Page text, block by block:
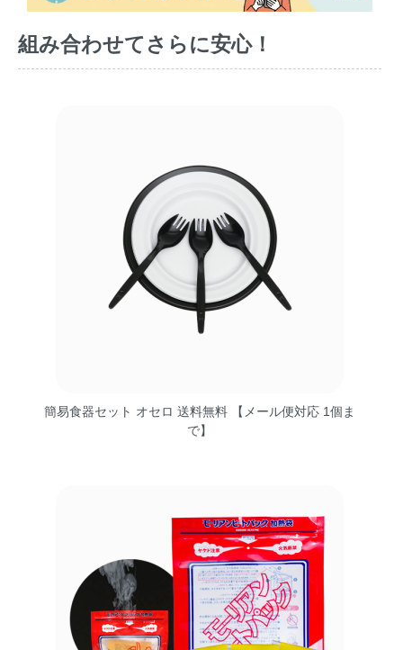
組み合わせてさらに安心！
簡易食器セット オセロ 送料無料 【メール便対応 1個ま
で】